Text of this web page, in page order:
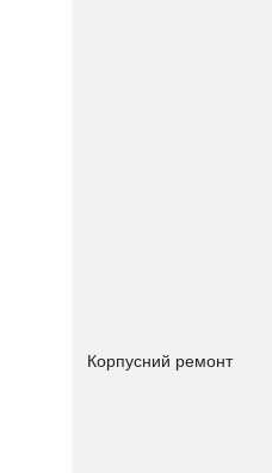
Корпусний ремонт